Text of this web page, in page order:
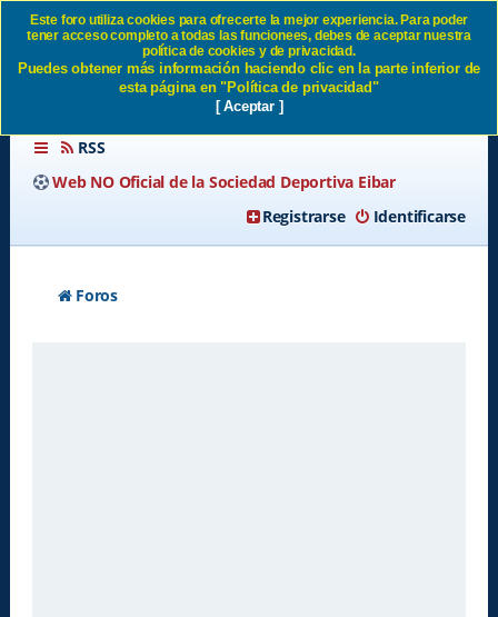
Política de privacidad SD
Eibar
RSS
Web NO Oficial de la Sociedad Deportiva Eibar
Identificarse
Registrarse
Foros
Este foro utiliza cookies para ofrecerte la mejor experiencia. Para poder
tener acceso completo a todas las funcionees, debes de aceptar nuestra
política de cookies y de privacidad.
Puedes obtener más información haciendo clic en la parte inferior de
esta página en "Política de privacidad"
[ Aceptar ]